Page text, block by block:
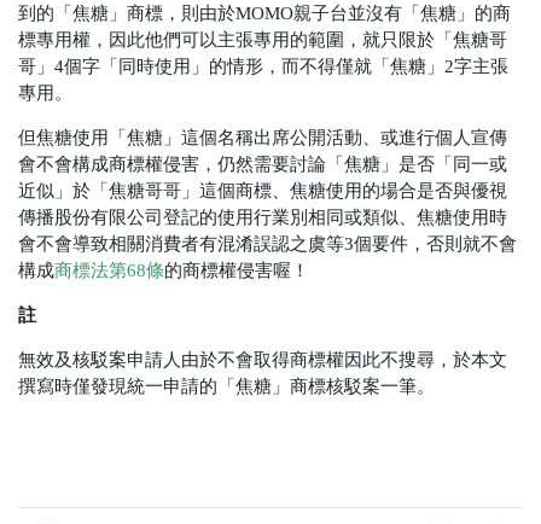
到的「焦糖」商標，則由於MOMO親子台並沒有「焦糖」的商
標專用權，因此他們可以主張專用的範圍，就只限於「焦糖哥
哥」4個字「同時使用」的情形，而不得僅就「焦糖」2字主張
專用。
但焦糖使用「焦糖」這個名稱出席公開活動、或進行個人宣傳
會不會構成商標權侵害，仍然需要討論「焦糖」是否「同一或
近似」於「焦糖哥哥」這個商標、焦糖使用的場合是否與優視
傳播股份有限公司登記的使用行業別相同或類似、焦糖使用時
會不會導致相關消費者有混淆誤認之虞等3個要件，否則就不會
構成商標法第68條的商標權侵害喔！
註
無效及核駁案申請人由於不會取得商標權因此不搜尋，於本文
撰寫時僅發現統一申請的「焦糖」商標核駁案一筆。